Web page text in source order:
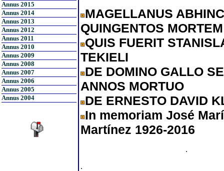
Annus 2015
Annus 2014
Annus 2013
Annus 2012
Annus 2011
Annus 2010
Annus 2009
Annus 2008
Annus 2007
Annus 2006
Annus 2005
Annus 2004
MAGELLANUS
QUINGENTOS
QUIS FUERIT
TEKIELI
DE DOMINO GALLO
ANNOS MORTUO
DE ERNESTO DAVID
In memoriam José
Martínez 1926-2016
.
.